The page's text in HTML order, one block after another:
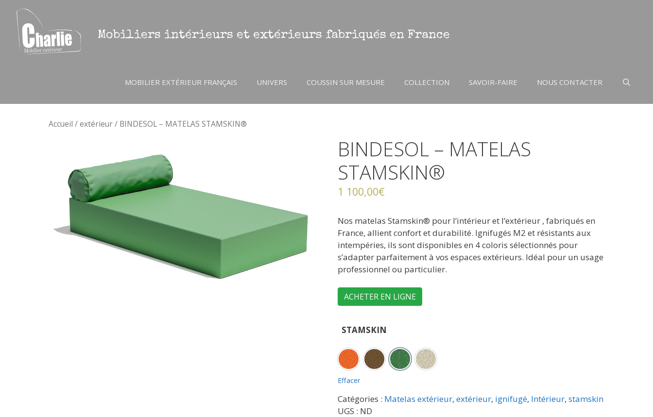
contenu
Mobiliers intérieurs et extérieurs fabriqués en France
MOBILIER EXTÉRIEUR FRANÇAIS UNIVERS COUSSIN SUR MESURE COLLECTION SAVOIR-FAIRE NOUS CONTACTER
Accueil /extérieur/ BINDESOL – MATELAS STAMSKIN®
BINDESOL – MATELAS
STAMSKIN®
1 100,00€
Nos matelas Stamskin® pour l’intérieur et l’extérieur , fabriqués en
France, allient confort et durabilité. Ignifugés M2 et résistants aux
intempéries, ils sont disponibles en 4 coloris sélectionnés pour
s’adapter parfaitement à vos espaces extérieurs. Idéal pour un usage
professionnel ou particulier.
ACHETER EN LIGNE
STAMSKIN
CapucineCognacCactusSahara
Effacer
UGS : ND
Catégories : Matelas extérieur, extérieur, ignifugé, Intérieur, stamskin